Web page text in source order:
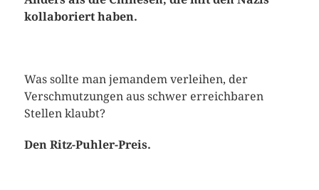
kollaboriert haben.
Was sollte man jemandem verleihen, der
Verschmutzungen aus schwer erreichbaren
Stellen klaubt?
Den Ritz-Puhler-Preis.